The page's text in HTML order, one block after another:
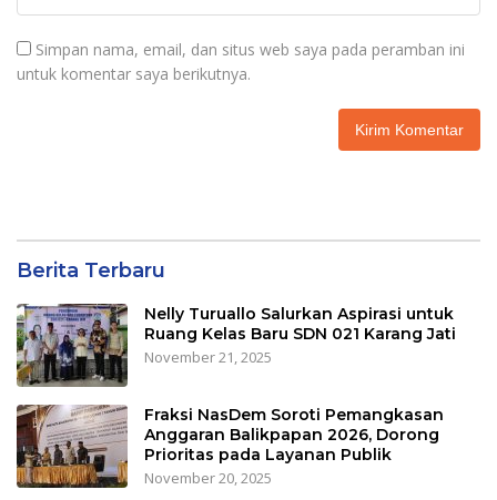
Simpan nama, email, dan situs web saya pada peramban ini
untuk komentar saya berikutnya.
Berita Terbaru
Nelly Turuallo Salurkan Aspirasi untuk
Ruang Kelas Baru SDN 021 Karang Jati
November 21, 2025
Fraksi NasDem Soroti Pemangkasan
Anggaran Balikpapan 2026, Dorong
Prioritas pada Layanan Publik
November 20, 2025